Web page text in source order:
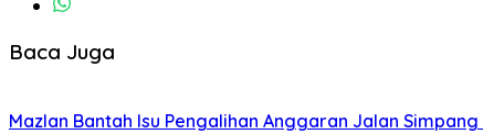
Baca Juga
Mazlan Bantah Isu Pengalihan Anggaran Jalan